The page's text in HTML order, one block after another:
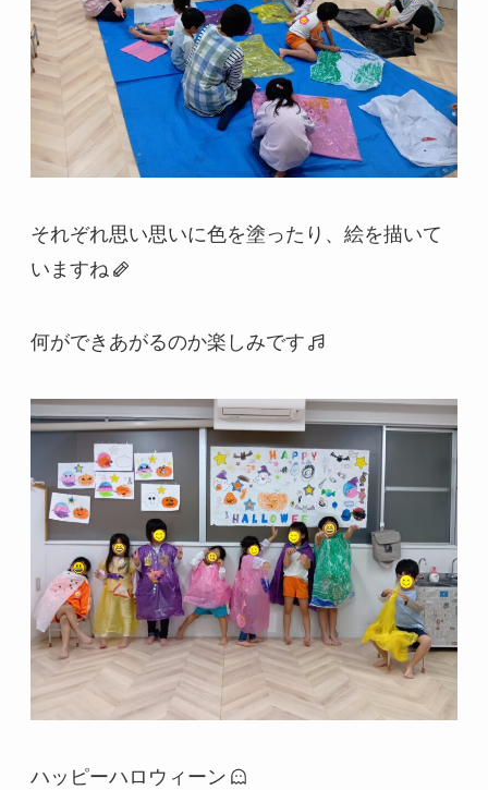
それぞれ思い思いに色を塗ったり、絵を描いて
いますね
何ができあがるのか楽しみです
ハッピーハロウィーン